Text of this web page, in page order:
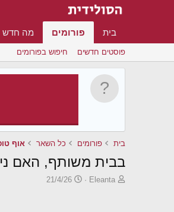
בית פורומים מה חדש
פוסטים חדשים חיפוש בפורומים
בית פורומים כל השאר אוף
בבית משותף, האם
פ
Eleanta
פ
21/4/26